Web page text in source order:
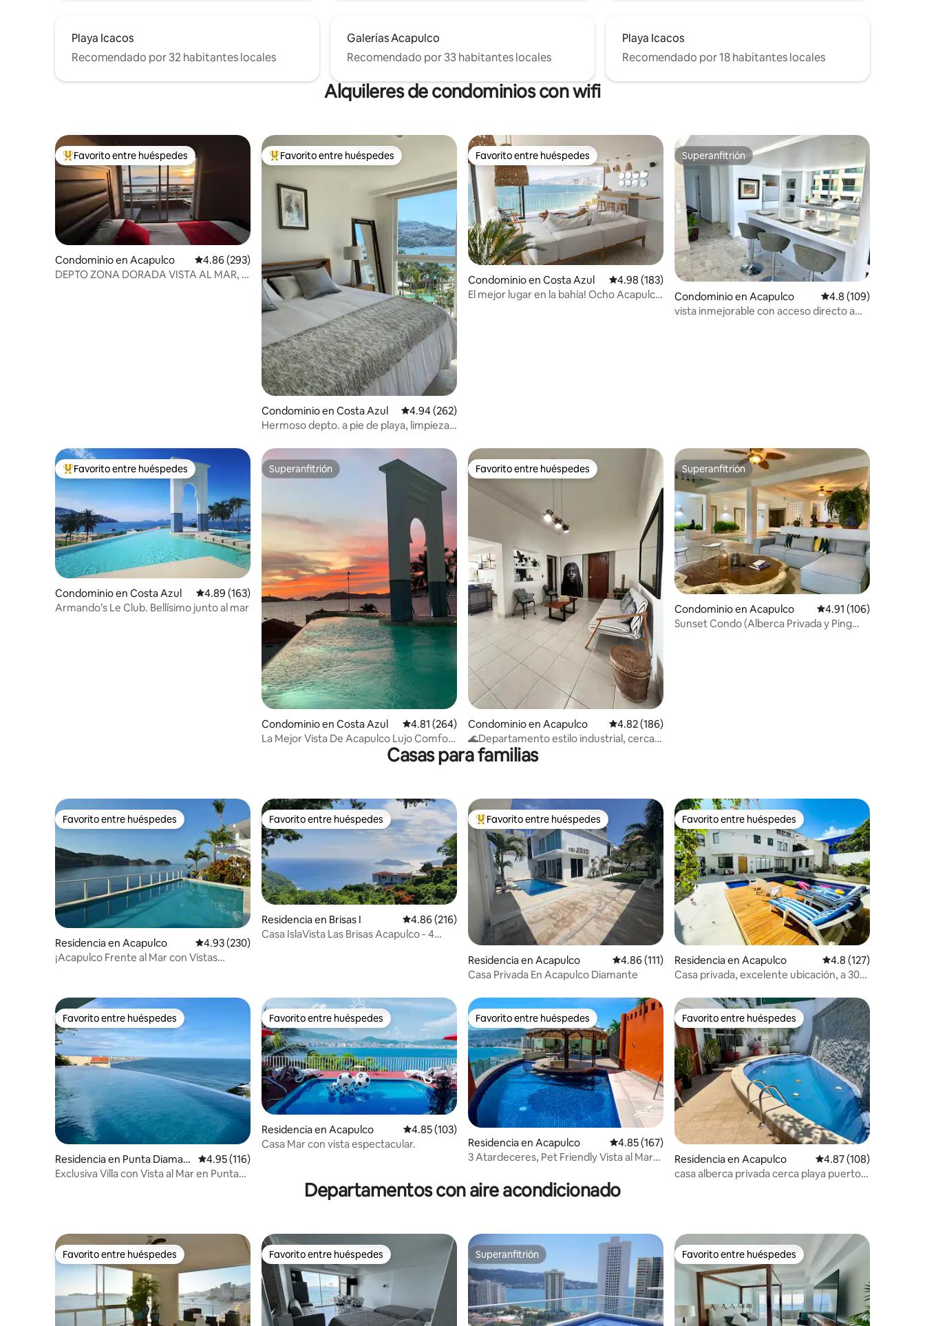
Playa Icacos
Recomendado por 32 habitantes locales
Galerías Acapulco
Recomendado por 33 habitantes locales
Playa Icacos
Recomendado por 18 habitantes locales
Alquileres de condominios con wifi
De los mejores en Favorito entre huéspedes
Favorito entre huéspedes
Condominio en Acapulco Calificación promedio: 4.86 de 5; 293 evaluaciones
4.86 (293)
DEPTO ZONA DORADA VISTA AL MAR, A
De los mejores en Favorito entre huéspedes
Favorito entre huéspedes
Condominio en Costa Azul Calificación promedio: 4.94 de 5; 262 evaluaciones
4.94 (262)
Hermoso depto. a pie de playa, limpieza
Favorito entre huéspedes
Favorito entre huéspedes
Condominio en Costa Azul Calificación promedio: 4.98 de 5; 183 evaluaciones
4.98 (183)
El mejor lugar en la bahía! Ocho Acapulco
Superanfitrión
Superanfitrión
Condominio en Acapulco Calificación
4.8 (109)
vista inmejorable con acceso directo a
De los mejores en Favorito entre huéspedes
Favorito entre huéspedes
Condominio en Costa Azul Calificación promedio: 4.89 de 5; 163 evaluaciones
4.89 (163)
Armando’s Le Club. Bellísimo junto al mar
Superanfitrión
Superanfitrión
Condominio en Costa Azul Calificación promedio: 4.81 de 5; 264 evaluaciones
4.81 (264)
La Mejor Vista De Acapulco Lujo Comfort
Favorito entre huéspedes
Favorito entre huéspedes
Condominio en Acapulco Calificación promedio: 4.82 de 5; 186 evaluaciones
4.82 (186)
🌊Departamento estilo industrial, cerca
de la playa
Superanfitrión
Superanfitrión
Condominio en Acapulco Calificación promedio:
4.91 (106)
Sunset Condo (Alberca Privada y Ping
Casas para familias
Favorito entre huéspedes
Favorito entre huéspedes
Residencia en Acapulco Calificación promedio: 4.93 de 5; 230 evaluaciones
4.93 (230)
¡Acapulco Frente al Mar con Vistas
Favorito entre huéspedes
Favorito entre huéspedes
Residencia en Brisas I Calificación promedio: 4.86 de 5; 216 evaluaciones
4.86 (216)
Casa IslaVista Las Brisas Acapulco - 4
De los mejores en Favorito entre huéspedes
Favorito entre huéspedes
Residencia en Acapulco Calificación promedio: 4.86 de 5; 111 evaluaciones
4.86 (111)
Casa Privada En Acapulco Diamante
Favorito entre huéspedes
Favorito entre huéspedes
Residencia en Acapulco Calificación
4.8 (127)
Casa privada, excelente ubicación, a 30
Favorito entre huéspedes
Favorito entre huéspedes
Residencia en Punta Diaman
te
Calificación promedio: 4.95 de 5; 116 evaluaciones
4.95 (116)
Exclusiva Villa con Vista al Mar en Punta
Favorito entre huéspedes
Favorito entre huéspedes
Residencia en Acapulco Calificación promedio: 4.85 de 5; 103 evaluaciones
4.85 (103)
Casa Mar con vista espectacular.
Favorito entre huéspedes
Favorito entre huéspedes
Residencia en Acapulco Calificación promedio: 4.85 de 5; 167 evaluaciones
4.85 (167)
3 Atardeceres, Pet Friendly Vista al Mar
Favorito entre huéspedes
Favorito entre huéspedes
Residencia en Acapulco Calificación promedio:
4.87 (108)
casa alberca privada cerca playa puerto
Departamentos con aire acondicionado
Favorito entre huéspedes
Favorito entre huéspedes Favorito entre huéspedes
Favorito entre huéspedes Superanfitrión
Superanfitrión Favorito entre huéspedes
Favorito entre huéspedes